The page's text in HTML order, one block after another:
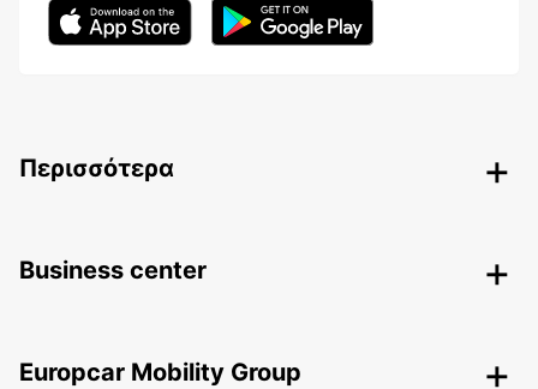
Περισσότερα
Business center
Europcar Mobility Group